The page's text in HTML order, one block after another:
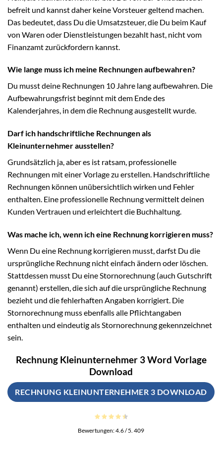
befreit und kannst daher keine Vorsteuer geltend machen.
Das bedeutet, dass Du die Umsatzsteuer, die Du beim Kauf
von Waren oder Dienstleistungen bezahlt hast, nicht vom
Finanzamt zurückfordern kannst.
Wie lange muss ich meine Rechnungen aufbewahren?
Du musst deine Rechnungen 10 Jahre lang aufbewahren. Die
Aufbewahrungsfrist beginnt mit dem Ende des
Kalenderjahres, in dem die Rechnung ausgestellt wurde.
Darf ich handschriftliche Rechnungen als
Kleinunternehmer ausstellen?
Grundsätzlich ja, aber es ist ratsam, professionelle
Rechnungen mit einer Vorlage zu erstellen. Handschriftliche
Rechnungen können unübersichtlich wirken und Fehler
enthalten. Eine professionelle Rechnung vermittelt deinen
Kunden Vertrauen und erleichtert die Buchhaltung.
Was mache ich, wenn ich eine Rechnung korrigieren muss?
Wenn Du eine Rechnung korrigieren musst, darfst Du die
ursprüngliche Rechnung nicht einfach ändern oder löschen.
Stattdessen musst Du eine Stornorechnung (auch Gutschrift
genannt) erstellen, die sich auf die ursprüngliche Rechnung
bezieht und die fehlerhaften Angaben korrigiert. Die
Stornorechnung muss ebenfalls alle Pflichtangaben
enthalten und eindeutig als Stornorechnung gekennzeichnet
sein.
Rechnung Kleinunternehmer 3 Word Vorlage
Download
RECHNUNG KLEINUNTERNEHMER 3 DOWNLOAD
Bewertungen:4.6/ 5. 409